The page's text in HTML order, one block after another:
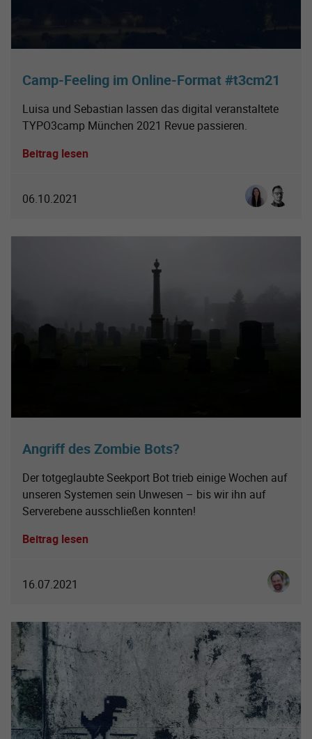
Camp-Feeling im Online-Format #t3cm21
Luisa und Sebastian lassen das digital veranstaltete
TYPO3camp München 2021 Revue passieren.
Beitrag lesen
06.10.2021 Luisa Sofie
Angriff des Zombie Bots?
Der totgeglaubte Seekport Bot trieb einige Wochen auf
unseren Systemen sein Unwesen – bis wir ihn auf
Serverebene ausschließen konnten!
Beitrag lesen
16.07.2021 Ingo